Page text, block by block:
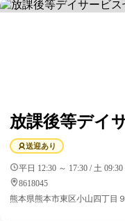
放課後等デイ
送迎あり
平日 12:30 ～ 17:30 / 土 09:30
8618045
熊本県熊本市東区小山四丁目